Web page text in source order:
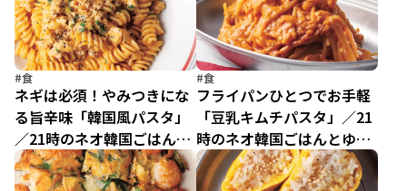
#食
ネギは必須！やみつきにな
る旨辛味「韓国風パスタ」
／21時のネオ韓国ごはんと
ゆるっとレシピ（6）
#食
フライパンひとつでお手軽
「豆乳キムチパスタ」／21
時のネオ韓国ごはんとゆる
っとレシピ（5）